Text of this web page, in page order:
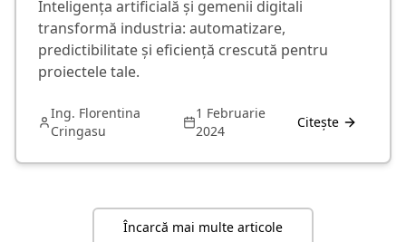
Inteligența artificială și gemenii digitali
transformă industria: automatizare,
predictibilitate și eficiență crescută pentru
proiectele tale.
Ing. Florentina
Cringasu
1 Februarie
2024
Citește
Încarcă mai multe articole